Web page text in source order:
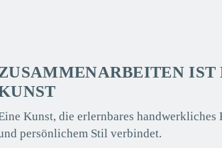
IST
Kunst, die erlernbares
persönlichem Stil verbindet.